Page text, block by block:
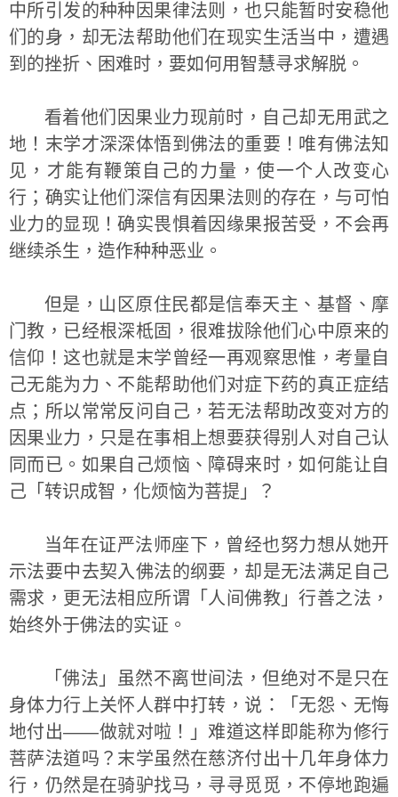
中所引发的种种因果律法则，也只能暂时安稳他
们的身，却无法帮助他们在现实生活当中，遭遇
到的挫折、困难时，要如何用智慧寻求解脱。
看着他们因果业力现前时，自己却无用武之
地！末学才深深体悟到佛法的重要！唯有佛法知
见，才能有鞭策自己的力量，使一个人改变心
行；确实让他们深信有因果法则的存在，与可怕
业力的显现！确实畏惧着因缘果报苦受，不会再
继续杀生，造作种种恶业。
但是，山区原住民都是信奉天主、基督、摩
门教，已经根深柢固，很难拔除他们心中原来的
信仰！这也就是末学曾经一再观察思惟，考量自
己无能为力、不能帮助他们对症下药的真正症结
点；所以常常反问自己，若无法帮助改变对方的
因果业力，只是在事相上想要获得别人对自己认
同而已。如果自己烦恼、障碍来时，如何能让自
己「转识成智，化烦恼为菩提」？
当年在证严法师座下，曾经也努力想从她开
示法要中去契入佛法的纲要，却是无法满足自己
需求，更无法相应所谓「人间佛教」行善之法，
始终外于佛法的实证。
「佛法」虽然不离世间法，但绝对不是只在
身体力行上关怀人群中打转，说：「无怨、无悔
地付出——做就对啦！」难道这样即能称为修行
菩萨法道吗？末学虽然在慈济付出十几年身体力
行，仍然是在骑驴找马，寻寻觅觅，不停地跑遍